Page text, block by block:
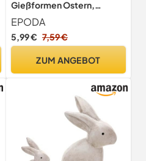
Gießformen Ostern,
Silikonform Ostern für
Frühling, Gießformen
Ostern Hase, Osterhase
EPODA
5,99 € 7,59 €
ZUM ANGEBOT